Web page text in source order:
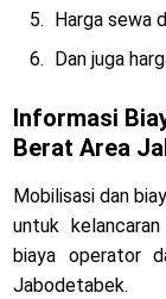
Harga sewa
Dan juga
Informasi
Berat Area
Mobilisasi dan
untuk
biaya operator
Jabodetabek.